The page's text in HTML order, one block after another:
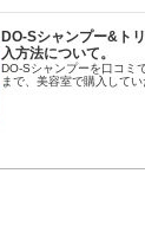
DO-Sシャンプー&ト
入方法について。
DO-Sシャンプーを口コ
まで、美容室で購入して